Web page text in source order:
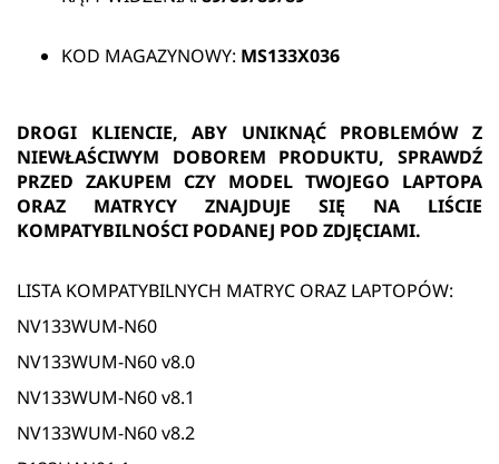
KOD MAGAZYNOWY: MS133X036
DROGI KLIENCIE, ABY UNIKNĄĆ PROBLEMÓW Z
NIEWŁAŚCIWYM DOBOREM PRODUKTU, SPRAWDŹ
PRZED ZAKUPEM CZY MODEL TWOJEGO LAPTOPA
ORAZ MATRYCY ZNAJDUJE SIĘ NA LIŚCIE
KOMPATYBILNOŚCI PODANEJ POD ZDJĘCIAMI.
LISTA KOMPATYBILNYCH MATRYC ORAZ LAPTOPÓW:
NV133WUM-N60
NV133WUM-N60 v8.0
NV133WUM-N60 v8.1
NV133WUM-N60 v8.2